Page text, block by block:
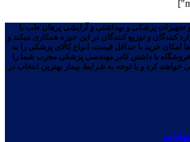
و تجهیزات پزشکی و بهداشتی و آرایشی پرهان طب با
کنندگان و توزیع کنندگان در این حوزه همکاری میکند و
امکان خرید با حداقل قیمت، انواع کالای پزشکی را به
فروشگاه با داشتن کادر مهندسی پزشکی مجرب شما را
خواهند کرد و با توجه به شرایط بیمار بهترین انتخاب در